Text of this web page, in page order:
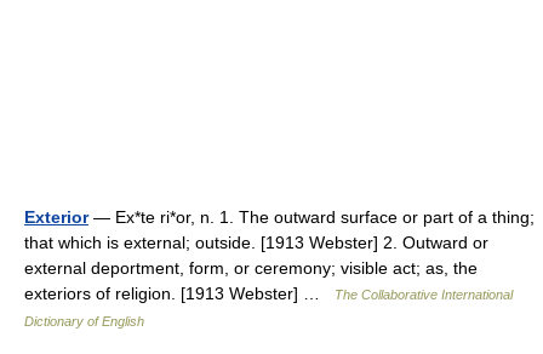
Exterior— Ex*te ri*or, n. 1. The outward surface or part of a thing;
that which is external; outside. [1913 Webster] 2. Outward or
external deportment, form, or ceremony; visible act; as, the
exteriors of religion. [1913 Webster] …
The Collaborative International
Dictionary of English